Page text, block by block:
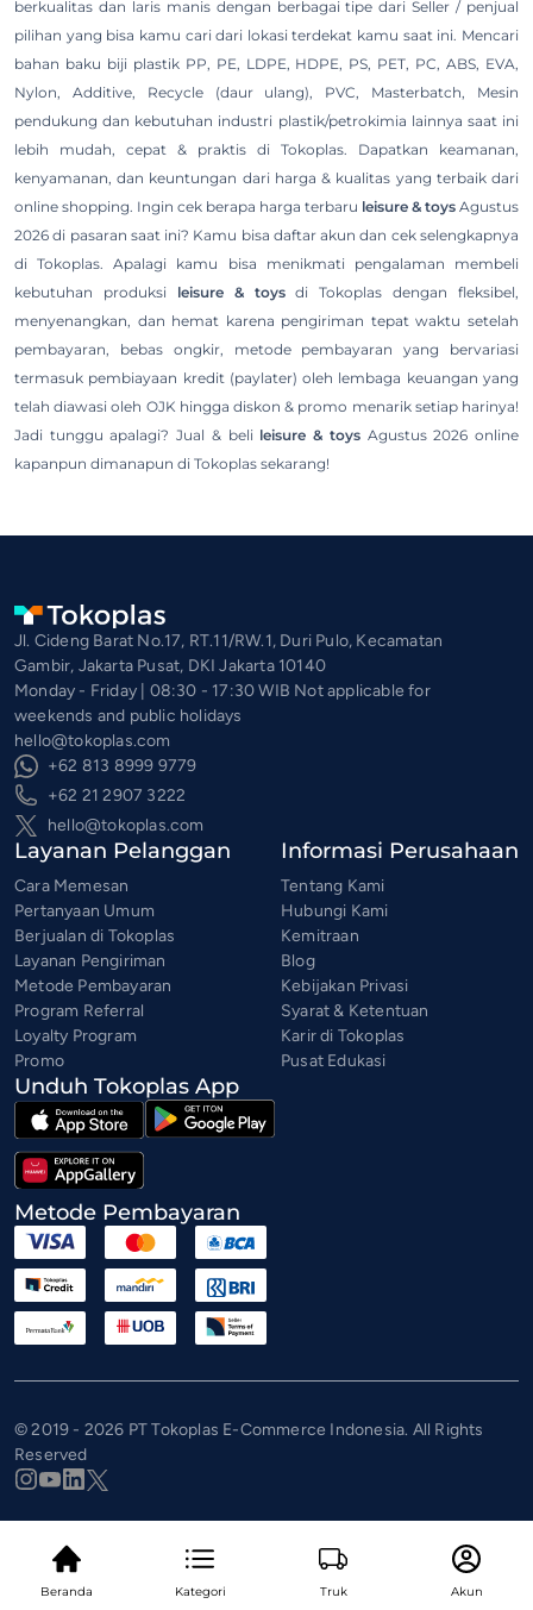
Beranda Kategori Truk Akun
berkualitas dan laris manis dengan berbagai tipe dari Seller / penjual
pilihan yang bisa kamu cari dari lokasi terdekat kamu saat ini. Mencari
bahan baku biji plastik PP, PE, LDPE, HDPE, PS, PET, PC, ABS, EVA,
Nylon, Additive, Recycle (daur ulang), PVC, Masterbatch, Mesin
pendukung dan kebutuhan industri plastik/petrokimia lainnya saat ini
lebih mudah, cepat & praktis di Tokoplas. Dapatkan keamanan,
kenyamanan, dan keuntungan dari harga & kualitas yang terbaik dari
online shopping. Ingin cek berapa harga terbaru leisure & toys Agustus
2026 di pasaran saat ini? Kamu bisa daftar akun dan cek selengkapnya
di Tokoplas. Apalagi kamu bisa menikmati pengalaman membeli
kebutuhan produksi leisure & toysdi Tokoplas dengan fleksibel,
menyenangkan, dan hemat karena pengiriman tepat waktu setelah
pembayaran, bebas ongkir, metode pembayaran yang bervariasi
termasuk pembiayaan kredit (paylater) oleh lembaga keuangan yang
telah diawasi oleh OJK hingga diskon & promo menarik setiap harinya!
Jadi tunggu apalagi? Jual & beli leisure & toysAgustus 2026 online
kapanpun dimanapun di Tokoplas sekarang!
Jl. Cideng Barat No.17, RT.11/RW.1, Duri Pulo, Kecamatan
Gambir, Jakarta Pusat, DKI Jakarta 10140
Monday - Friday | 08:30 - 17:30 WIB Not applicable for
weekends and public holidays
hello@tokoplas.com
+62 813 8999 9779
+62 21 2907 3222
hello@tokoplas.com
Layanan Pelanggan
Cara Memesan
Pertanyaan Umum
Berjualan di Tokoplas
Layanan Pengiriman
Metode Pembayaran
Program Referral
Loyalty Program
Promo
Informasi Perusahaan
Tentang Kami
Hubungi Kami
Kemitraan
Blog
Kebijakan Privasi
Syarat & Ketentuan
Karir di Tokoplas
Pusat Edukasi
Unduh Tokoplas App
Metode Pembayaran
© 2019 - 2026 PT Tokoplas E-Commerce Indonesia. All Rights
Reserved